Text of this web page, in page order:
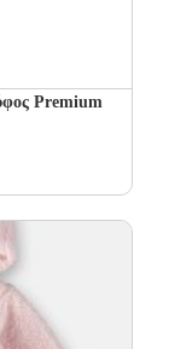
Premium